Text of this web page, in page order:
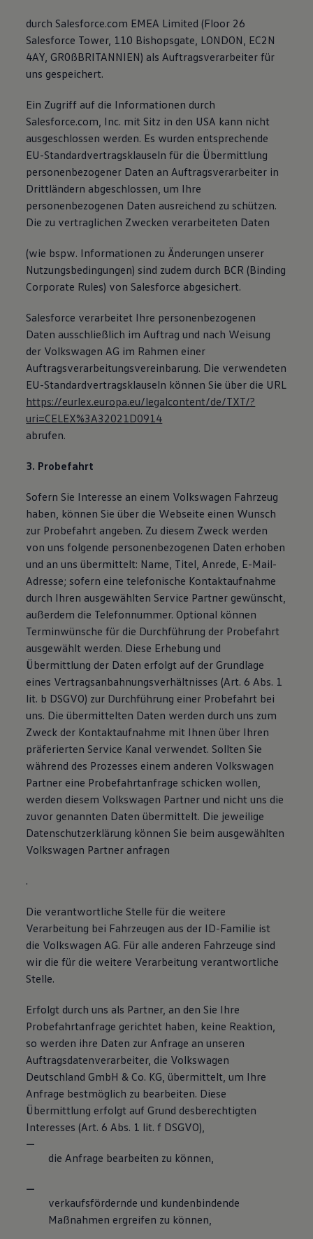
durch Salesforce.com EMEA Limited (Floor 26
Salesforce Tower, 110 Bishopsgate, LONDON, EC2N
4AY, GR0ßBRITANNIEN) als Auftragsverarbeiter für
uns gespeichert.
Ein Zugriff auf die Informationen durch
Salesforce.com, Inc. mit Sitz in den USA kann nicht
ausgeschlossen werden. Es wurden entsprechende
EU-Standardvertragsklauseln für die Übermittlung
personenbezogener Daten an Auftragsverarbeiter in
Drittländern abgeschlossen, um Ihre
personenbezogenen Daten ausreichend zu schützen.
Die zu vertraglichen Zwecken verarbeiteten Daten
(wie bspw. Informationen zu Änderungen unserer
Nutzungsbedingungen) sind zudem durch BCR (Binding
Corporate Rules) von Salesforce abgesichert.
Salesforce verarbeitet Ihre personenbezogenen
Daten ausschließlich im Auftrag und nach Weisung
der Volkswagen AG im Rahmen einer
Auftragsverarbeitungsvereinbarung. Die verwendeten
EU-Standardvertragsklauseln können Sie über die URL
https://eurlex.europa.eu/legalcontent/de/TXT/?
uri=CELEX%3A32021D0914
abrufen.
3. Probefahrt
Sofern Sie Interesse an einem Volkswagen Fahrzeug
haben, können Sie über die Webseite einen Wunsch
zur Probefahrt angeben. Zu diesem Zweck werden
von uns folgende personenbezogenen Daten erhoben
und an uns übermittelt: Name, Titel, Anrede, E-Mail-
Adresse; sofern eine telefonische Kontaktaufnahme
durch Ihren ausgewählten Service Partner gewünscht,
außerdem die Telefonnummer. Optional können
Terminwünsche für die Durchführung der Probefahrt
ausgewählt werden. Diese Erhebung und
Übermittlung der Daten erfolgt auf der Grundlage
eines Vertragsanbahnungsverhältnisses (Art. 6 Abs. 1
lit. b DSGVO) zur Durchführung einer Probefahrt bei
uns. Die übermittelten Daten werden durch uns zum
Zweck der Kontaktaufnahme mit Ihnen über Ihren
präferierten Service Kanal verwendet. Sollten Sie
während des Prozesses einem anderen Volkswagen
Partner eine Probefahrtanfrage schicken wollen,
werden diesem Volkswagen Partner und nicht uns die
zuvor genannten Daten übermittelt. Die jeweilige
Datenschutzerklärung können Sie beim ausgewählten
Volkswagen Partner anfragen
.
Die verantwortliche Stelle für die weitere
Verarbeitung bei Fahrzeugen aus der ID-Familie ist
die Volkswagen AG. Für alle anderen Fahrzeuge sind
wir die für die weitere Verarbeitung verantwortliche
Stelle.
Erfolgt durch uns als Partner, an den Sie Ihre
Probefahrtanfrage gerichtet haben, keine Reaktion,
so werden ihre Daten zur Anfrage an unseren
Auftragsdatenverarbeiter, die Volkswagen
Deutschland GmbH & Co. KG, übermittelt, um Ihre
Anfrage bestmöglich zu bearbeiten. Diese
Übermittlung erfolgt auf Grund desberechtigten
Interesses (Art. 6 Abs. 1 lit. f DSGVO),
die Anfrage bearbeiten zu können,
verkaufsfördernde und kundenbindende
Maßnahmen ergreifen zu können,